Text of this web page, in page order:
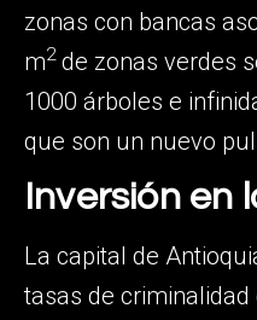
zonas con bancas
m2de zonas verdes
1000 árboles e
que son un nuevo
Inversión en
La capital de
tasas de